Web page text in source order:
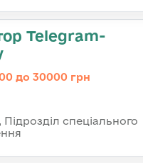
Telegram-
до 30000 грн
Підрозділ спеціального